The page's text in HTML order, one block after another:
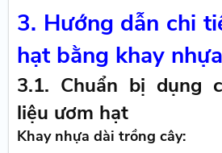
3. Hướng dẫn chi
hạt bằng khay
3.1. Chuẩn bị dụng
liệu ươm hạt
Khay nhựa dài trồng cây: